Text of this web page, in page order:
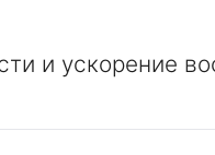
и ускорение